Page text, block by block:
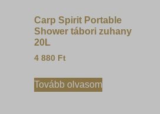
Carp Spirit Portable
Shower tábori zuhany
20L
4 880 Ft
Tovább olvasom